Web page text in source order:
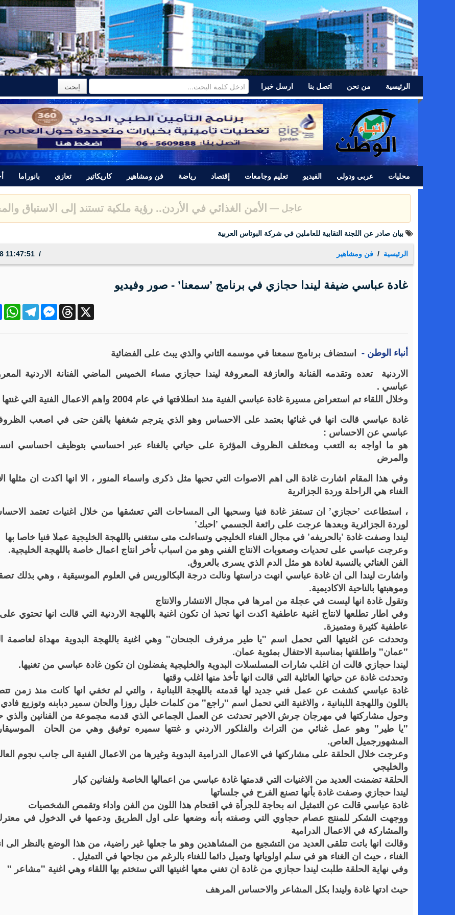
الرئيسية من نحن اتصل بنا ارسل خبرا
محليات عربي ودولي الفيديو تعليم وجامعات إقتصاد رياضة فن ومشاهير كاريكاتير تعازي بانوراما
عاجل —عشائر اللد تتبرأ من المجرم ياسر اللحام الذي قتل نور برغل
بيان صادر عن اللجنة النقابية للعاملين في شركة البوتاس العربية
الرئيسية فن ومشاهير 11:47:51
غادة عباسي ضيفة ليندا حجازي في برنامج ’سمعنا’ - صور وفيديو
TelegramMessengerThreads X
أنباء الوطن - استضاف برنامج سمعنا في موسمه الثاني والذي يبث على الفضائية
الاردنية تعده وتقدمه الفنانة والعازفة المعروفة ليندا حجازي مساء الخميس الماضي الفنانة الاردنية
عباسي .
وخلال اللقاء تم استعراض مسيرة غادة عباسي الفنية منذ انطلاقتها في عام 2004 واهم الاعمال الفنية التي غنتها
غادة عباسي قالت انها في غنائها بعتمد على الاحساس وهو الذي يترجم شغفها بالفن حتى في اصعب
عباسي عن الاحساس :
هو ما اواجه به التعب ومختلف الظروف المؤثرة على حياتي بالغناء عبر احساسي بتوظيف احساسي
والمرض
وفي هذا المقام اشارت غادة الى اهم الاصوات التي تحبها مثل ذكرى واسماء المنور ، الا انها اكدت ان مثلها
الغناء هي الراحلة وردة الجزائرية
، استطاعت ’حجازي’ ان تستفز غادة فنيا وسحبها الى المساحات التي تعشقها من خلال اغنيات تعتمد
لوردة الجزائرية وبعدها عرجت على رائعة الجسمي ’احبك’
ليندا وصفت غادة ’بالحريفه’ في مجال الغناء الخليجي وتساءلت متى ستغني باللهجة الخليجية عملا فنيا خاصا بها
وعرجت عباسي على تحديات وصعوبات الانتاج الفني وهو من اسباب تأخر انتاج اعمال خاصة باللهجة الخليجية.
الفن الغنائي بالنسبة لغادة هو مثل الدم الذي يسرى بالعروق.
واشارت ليندا الى ان غادة عباسي انهت دراستها ونالت درجة البكالوريس في العلوم الموسيقية ، وهي بذلك
وموهبتها بالناحية الاكاديمية.
وتقول غادة انها ليست في عجلة من امرها في مجال الانتشار والانتاج
وفي اطار تطلعها لانتاج اغنية عاطفية اكدت انها تحبذ ان تكون اغنية باللهجة الاردنية التي قالت انها تحتوي
عاطفية كثيرة ومتميزة.
وتحدثت عن اغنيتها التي تحمل اسم "يا طير مرفرف الجنحان" وهي اغنية باللهجة البدوية مهداة لعاصمة
"عمان" واطلقتها بمناسبة الاحتفال بمئوية عمان.
ليندا حجازي قالت ان اغلب شارات المسلسلات البدوية والخليجية يفضلون ان تكون غادة عباسي من تغنيها.
وتحدثت غادة عن حياتها العائلية التي قالت انها تأخذ منها اغلب وقتها
غادة عباسي كشفت عن عمل فني جديد لها قدمته باللهجة اللبنانية ، والتي لم تخفي انها كانت منذ زمن
باللون واللهجة اللبنانية ، والاغنية التي تحمل اسم "راجع" من كلمات خليل روزا والحان سمير دبابنه وتوزيع
وحول مشاركتها في مهرجان جرش الاخير تحدثت عن العمل الجماعي الذي قدمه مجموعة من الفنانين
"يا طير" وهو عمل غنائي من التراث والفلكور الاردني و غتتها سميره توفيق وهي من الحان الموسيقار
المشهورجميل العاص.
وعرجت خلال الحلقة على مشاركتها في الاعمال الدرامية البدوية وغيرها من الاعمال الفنية الى جانب نجوم
والخليجي
الحلقة تضمنت العديد من الاغنيات التي قدمتها غادة عباسي من اعمالها الخاصة ولفنانين كبار
ليندا حجازي وصفت غادة بأنها تصنع الفرح في جلساتها
غادة عباسي قالت عن التمثيل انه بحاجة للجرأة في اقتحام هذا اللون من الفن واداء وتقمص الشخصيات
ووجهت الشكر للمنتج عصام حجاوي التي وصفته بأنه وضعها على اول الطريق ودعمها في الدخول في
والمشاركة في الاعمال الدرامية
وقالت انها باتت تتلقى العديد من التشجيع من المشاهدين وهو ما جعلها غير راضية، من هذا الوضع بالنظر الى
الغناء ، حيث ان الغناء هو في سلم اولوياتها وتميل دائما للغناء بالرغم من نجاحها في التمثيل .
وفي نهاية الحلقة طلبت ليندا حجازي من غادة ان تغني معها اغنيتها التي ستختم بها اللقاء وهي اغنية "مشاعر "
حيث ادتها غادة وليندا بكل المشاعر والاحساس المرهف